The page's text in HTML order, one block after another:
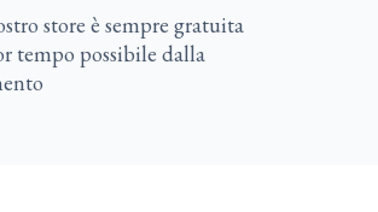
store è sempre gratuita
tempo possibile dalla